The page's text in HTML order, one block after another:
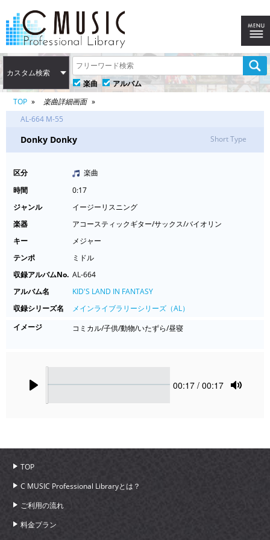
カスタム検索
楽曲
アルバム
TOP
楽曲詳細画面
AL-664 M-55
Donky Donky Short Type
区分
楽曲
時間
0:17
ジャンル
イージーリスニング
楽器
アコースティックギター/サックス/バイオリン
キー
メジャー
テンポ
ミドル
収録アルバムNo. AL-664
アルバム名
KID'S LAND IN FANTASY
収録シリーズ名
メインライブラリーシリーズ（AL）
イメージ
コミカル/子供/動物/いたずら/昼寝
Current
00:17 / 00:17
TOP
C MUSIC Professional Libraryとは？
ご利用の流れ
料金プラン